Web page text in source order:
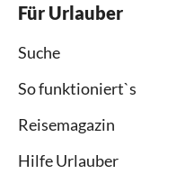
Für Urlauber
Suche
So funktioniert`s
Reisemagazin
Hilfe Urlauber